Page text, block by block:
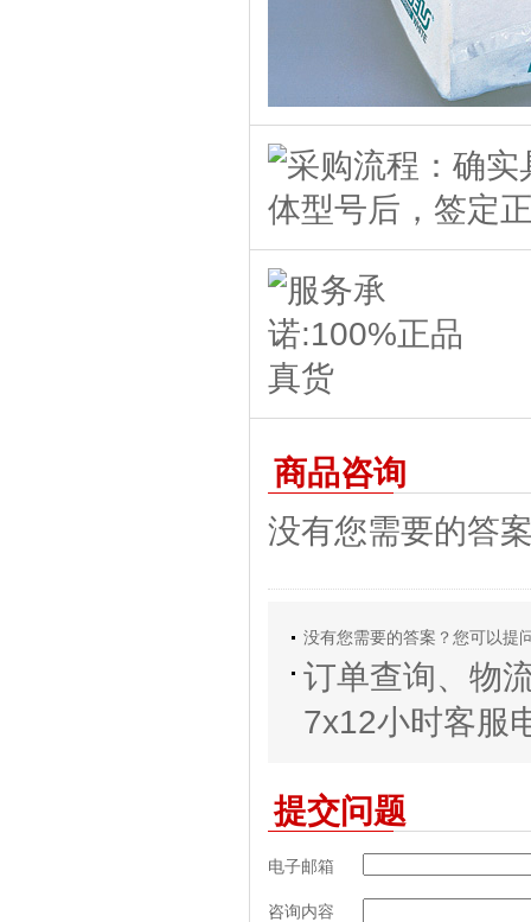
商品咨询
没有您需要的答
没有您需要的答案？您可以提
订单查询、物
7x12小时客服
提交问题
电子邮箱
咨询内容